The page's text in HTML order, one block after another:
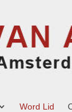
Word Lid